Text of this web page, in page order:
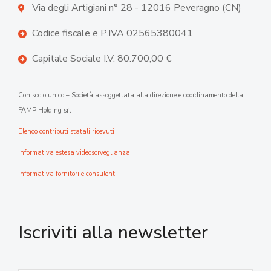
Via degli Artigiani n° 28 - 12016 Peveragno (CN)
Codice fiscale e P.IVA 02565380041
Capitale Sociale I.V. 80.700,00 €
Con socio unico – Società assoggettata alla direzione e coordinamento della
FAMP Holding srl
Elenco contributi statali ricevuti
Informativa estesa videosorveglianza
Informativa fornitori e consulenti
Iscriviti alla newsletter